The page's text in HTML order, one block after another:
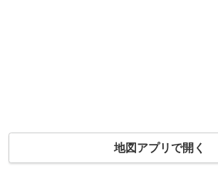
地図アプリで開く